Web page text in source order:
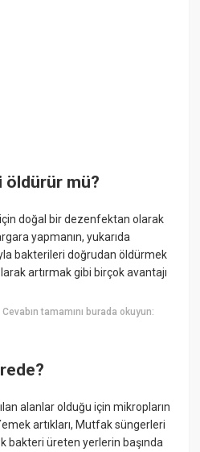
öldürür mü?
doğal bir dezenfektan olarak
yapmanın, yukarıda
bakterileri doğrudan öldürmek
artırmak gibi birçok avantajı
Cevabın tamamını burada okuyun:
alanlar olduğu için mikropların
artıkları, Mutfak süngerleri
bakteri üreten yerlerin başında